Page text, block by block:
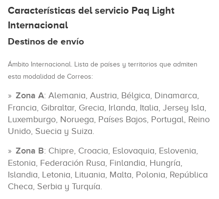
Características del servicio Paq Light
Internacional
Destinos de envío
Ámbito Internacional. Lista de países y territorios que admiten
esta modalidad de Correos:
Zona A: Alemania, Austria, Bélgica, Dinamarca,
Francia, Gibraltar, Grecia, Irlanda, Italia, Jersey Isla,
Luxemburgo, Noruega, Países Bajos, Portugal, Reino
Unido, Suecia y Suiza.
Zona B: Chipre, Croacia, Eslovaquia, Eslovenia,
Estonia, Federación Rusa, Finlandia, Hungría,
Islandia, Letonia, Lituania, Malta, Polonia, República
Checa, Serbia y Turquía.